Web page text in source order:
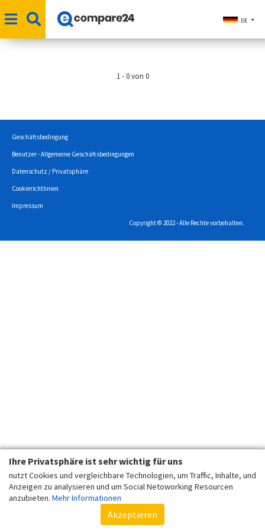
Ihre Privatsphäre ist sehr wichtig für uns
nutzt Cookies und vergleichbare Technologien, um Traffic, Inhalte, und
Anzeigen zu analysieren und um Social Netoworking Resourcen
anzubieten. Mehr Informationen
Akzeptieren
DE
1 - 0 von 0
Geschäftsbedingung
Benutzer - Allgemeine Geschäftsbedingungen
Datenschutz / Privatsphäre
Cookierichtlinien
Impressum
Copyright © 2022 - Alle Rechte vorbehalten.